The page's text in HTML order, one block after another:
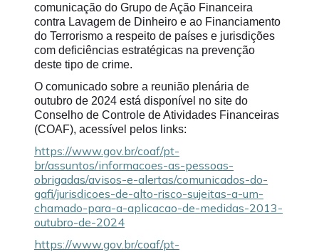
comunicação do Grupo de Ação Financeira
contra Lavagem de Dinheiro e ao Financiamento
do Terrorismo a respeito de países e jurisdições
com deficiências estratégicas na prevenção
deste tipo de crime.
O comunicado sobre a reunião plenária de
outubro de 2024 está disponível no site do
Conselho de Controle de Atividades Financeiras
(COAF), acessível pelos links:
https://www.gov.br/coaf/pt-
br/assuntos/informacoes-as-pessoas-
obrigadas/avisos-e-alertas/comunicados-do-
gafi/jurisdicoes-de-alto-risco-sujeitas-a-um-
chamado-para-a-aplicacao-de-medidas-2013-
outubro-de-2024
https://www.gov.br/coaf/pt-